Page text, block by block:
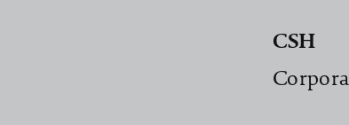
CSH